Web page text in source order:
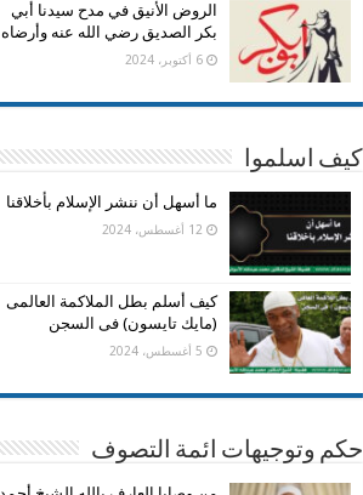
الروض الأنيق في مدح سيدنا أبي
بكر الصديق رضي الله عنه وأرضاه
6 أكتوبر، 2024
كيف اسلموا
ما أسهل أن ننشر الإسلام بأخلاقنا
12 أغسطس، 2024
كيف أسلم بطل الملاكمة العالمى
(مايك تايسون) فى السجن
5 أغسطس، 2024
حكم وتوجيهات ائمة التصوف